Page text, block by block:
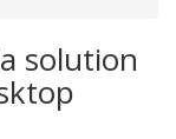
solution